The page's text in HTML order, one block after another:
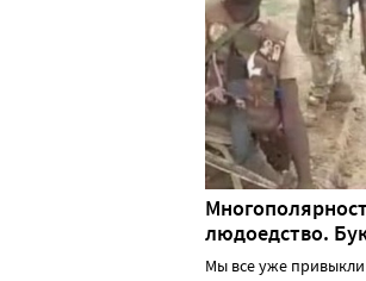
людоедство.
Мы все уже привыкли